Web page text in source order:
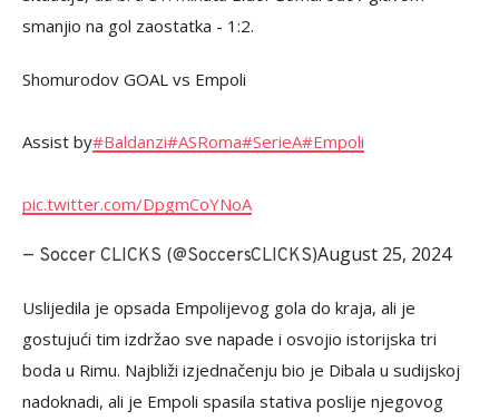
smanjio na gol zaostatka - 1:2.
Shomurodov GOAL vs Empoli
Assist by#Baldanzi#ASRoma#SerieA#Empoli
pic.twitter.com/DpgmCoYNoA
— Soccer CLICKS (@SoccersCLICKS)August 25, 2024
Uslijedila je opsada Empolijevog gola do kraja, ali je
gostujući tim izdržao sve napade i osvojio istorijska tri
boda u Rimu. Najbliži izjednačenju bio je Dibala u sudijskoj
nadoknadi, ali je Empoli spasila stativa poslije njegovog